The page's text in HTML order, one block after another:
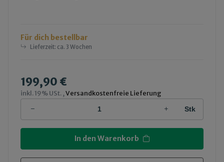
Für dich bestellbar
Lieferzeit: ca. 3 Wochen
199,90 €
inkl. 19% USt. ,Versandkostenfreie Lieferung
Stk
In den Warenkorb